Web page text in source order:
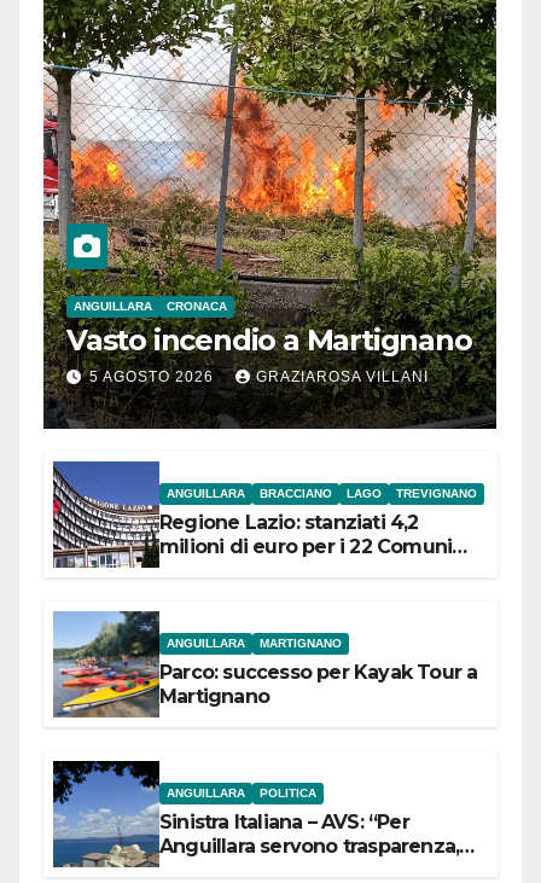
ANGUILLARA CRONACA
Vasto incendio a Martignano
5 AGOSTO 2026 GRAZIAROSA VILLANI
ANGUILLARA BRACCIANO LAGO TREVIGNANO
Regione Lazio: stanziati 4,2
milioni di euro per i 22 Comuni
ANGUILLARA MARTIGNANO
Parco: successo per Kayak Tour a
Martignano
ANGUILLARA POLITICA
Sinistra Italiana – AVS: “Per
Anguillara servono trasparenza,